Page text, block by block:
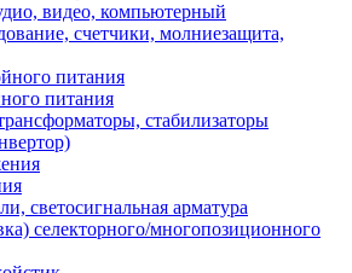
видео, компьютерный
счетчики, молниезащита,
питания
питания
стабилизаторы
светосигнальная арматура
селекторного/многопозиционного